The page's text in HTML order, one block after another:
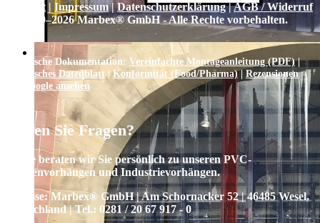
Kontakt| Impressum|Datenschutzerklärung|AGB / Widerruf
| © 1999–2026Marbex® GmbH - Alle Rechte vorbehalten.
Technische Dokumentation: Vereinfachte Montageanleitung (PDF)|
Technisches Datenblatt |Konformität (Food/Pharma)|Rezensionen
auf Google ansehen
Haben Sie Fragen?
Gerne beraten wir Sie persönlich zu unseren PVC-
Streifenvorhängen und Industrievorhängen.
Adresse:Marbex® GmbH | Am Schornacker 52 | 46485 Wesel,
Deutschland | Tel.: 0281 / 20 67 917 - 0